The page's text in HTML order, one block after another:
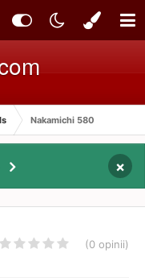
Nakamichi 580
×
(0 opinii)